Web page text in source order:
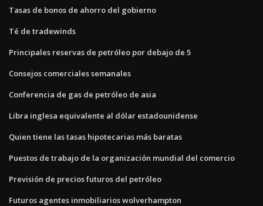
Tasas de bonos de ahorro del gobierno
Té de tradewinds
Principales reservas de petróleo por debajo de 5
Consejos comerciales semanales
Conferencia de gas de petróleo de asia
Libra inglesa equivalente al dólar estadounidense
Quien tiene las tasas hipotecarias más baratas
Puestos de trabajo de la organización mundial del comercio
Previsión de precios futuros del petróleo
Futuros agentes inmobiliarios wolverhampton